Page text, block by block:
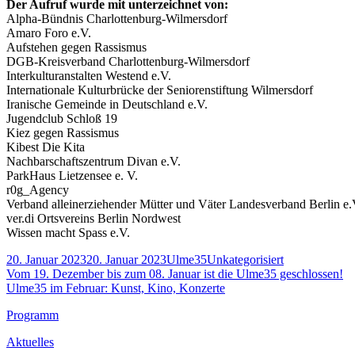
Der Aufruf wurde mit unterzeichnet von:
Alpha-Bündnis Charlottenburg-Wilmersdorf
Amaro Foro e.V.
Aufstehen gegen Rassismus
DGB-Kreisverband Charlottenburg-Wilmersdorf
Interkulturanstalten Westend e.V.
Internationale Kulturbrücke der Seniorenstiftung Wilmersdorf
Iranische Gemeinde in Deutschland e.V.
Jugendclub Schloß 19
Kiez gegen Rassismus
Kibest Die Kita
Nachbarschaftszentrum Divan e.V.
ParkHaus Lietzensee e. V.
r0g_Agency
Verband alleinerziehender Mütter und Väter Landesverband Berlin
ver.di Ortsvereins Berlin Nordwest
Wissen macht Spass e.V.
Veröffentlicht
am
20. Januar 202320. Januar 2023Autor
Ulme35Kategorien
Unkategorisiert
Beitragsnavigation
Vorheriger
Beitrag:
Vom 19. Dezember bis zum 08. Januar ist die Ulme35 geschlossen!
Nächster
Ulme35 im Februar: Kunst, Kino, Konzerte
Footer
Inhalt
Programm
Aktuelles